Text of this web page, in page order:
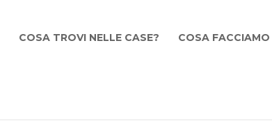
COSA TROVI NELLE CASE? COSA FACCIAMO